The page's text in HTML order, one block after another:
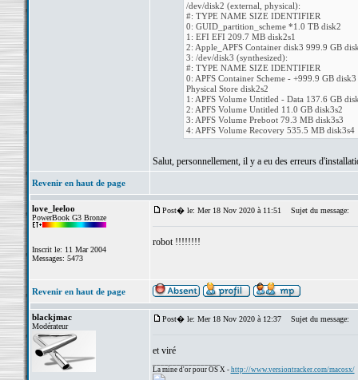
/dev/disk2 (external, physical):
#: TYPE NAME SIZE IDENTIFIER
0: GUID_partition_scheme *1.0 TB disk2
1: EFI EFI 209.7 MB disk2s1
2: Apple_APFS Container disk3 999.9 GB
3: /dev/disk3 (synthesized):
#: TYPE NAME SIZE IDENTIFIER
0: APFS Container Scheme - +999.9 GB disk3
Physical Store disk2s2
1: APFS Volume Untitled - Data 137.6 GB
2: APFS Volume Untitled 11.0 GB disk3s2
3: APFS Volume Preboot 79.3 MB disk3s3
4: APFS Volume Recovery 535.5 MB disk3s4
Salut, personnellement, il y a eu des erreurs
Revenir en haut de page
love_leeloo
PowerBook G3 Bronze
Inscrit le: 11 Mar 2004
Messages: 5473
Post� le: Mer 18 Nov 2020 à 11:51 Sujet du message:
robot !!!!!!!!
Revenir en haut de page
blackjmac
Modérateur
Post� le: Mer 18 Nov 2020 à 12:37 Sujet du message:
et viré
La mine d'or pour OS X - http://www.versiontracker.com/macosx/